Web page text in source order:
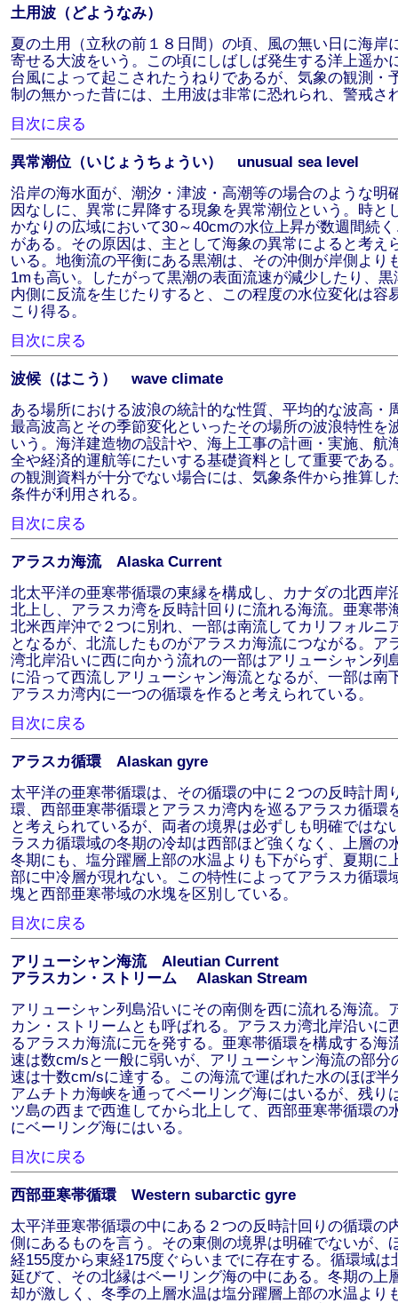
土用波（どようなみ）
夏の土用（立秋の前１８日間）の頃、風の無い日に海岸
寄せる大波をいう。この頃にしばしば発生する洋上遥か
台風によって起こされたうねりであるが、気象の観測・
制の無かった昔には、土用波は非常に恐れられ、警戒さ
目次に戻る
異常潮位（いじょうちょうい） unusual sea level
沿岸の海水面が、潮汐・津波・高潮等の場合のような明
因なしに、異常に昇降する現象を異常潮位という。時と
かなりの広域において30～40cmの水位上昇が数週間続
がある。その原因は、主として海象の異常によると考え
いる。地衡流の平衡にある黒潮は、その沖側が岸側より
1mも高い。したがって黒潮の表面流速が減少したり、黒
内側に反流を生じたりすると、この程度の水位変化は容
こり得る。
目次に戻る
波候（はこう） wave climate
ある場所における波浪の統計的な性質、平均的な波高・
最高波高とその季節変化といったその場所の波浪特性を
いう。海洋建造物の設計や、海上工事の計画・実施、航
全や経済的運航等にたいする基礎資料として重要である
の観測資料が十分でない場合には、気象条件から推算し
条件が利用される。
目次に戻る
アラスカ海流 Alaska Current
北太平洋の亜寒帯循環の東縁を構成し、カナダの北西岸
北上し、アラスカ湾を反時計回りに流れる海流。亜寒帯
北米西岸沖で２つに別れ、一部は南流してカリフォルニ
となるが、北流したものがアラスカ海流につながる。ア
湾北岸沿いに西に向かう流れの一部はアリューシャン列
に沿って西流しアリューシャン海流となるが、一部は南
アラスカ湾内に一つの循環を作ると考えられている。
目次に戻る
アラスカ循環 Alaskan gyre
太平洋の亜寒帯循環は、その循環の中に２つの反時計周
環、西部亜寒帯循環とアラスカ湾内を巡るアラスカ循環
と考えられているが、両者の境界は必ずしも明確ではな
ラスカ循環域の冬期の冷却は西部ほど強くなく、上層の
冬期にも、塩分躍層上部の水温よりも下がらず、夏期に
部に中冷層が現れない。この特性によってアラスカ循環
塊と西部亜寒帯域の水塊を区別している。
目次に戻る
アリューシャン海流 Aleutian Current
アラスカン・ストリーム Alaskan Stream
アリューシャン列島沿いにその南側を西に流れる海流。
カン・ストリームとも呼ばれる。アラスカ湾北岸沿いに
るアラスカ海流に元を発する。亜寒帯循環を構成する海
速は数cm/sと一般に弱いが、アリューシャン海流の部分
速は十数cm/sに達する。この海流で運ばれた水のほぼ半
アムチトカ海峡を通ってベーリング海にはいるが、残り
ツ島の西まで西進してから北上して、西部亜寒帯循環の
にベーリング海にはいる。
目次に戻る
西部亜寒帯循環 Western subarctic gyre
太平洋亜寒帯循環の中にある２つの反時計回りの循環の
側にあるものを言う。その東側の境界は明確でないが、
経155度から東経175度ぐらいまでに存在する。循環域は
延びて、その北縁はベーリング海の中にある。冬期の上
却が激しく、冬季の上層水温は塩分躍層上部の水温より